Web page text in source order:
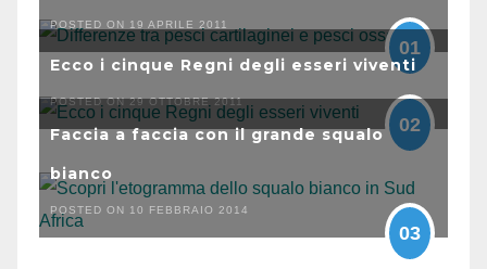
POSTED ON 19 APRILE 2011
01
Ecco i cinque Regni degli esseri viventi
POSTED ON 29 OTTOBRE 2011
02
Faccia a faccia con il grande squalo
bianco
POSTED ON 10 FEBBRAIO 2014
03